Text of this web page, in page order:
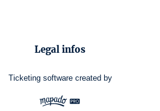
Legal infos
Ticketing software created by